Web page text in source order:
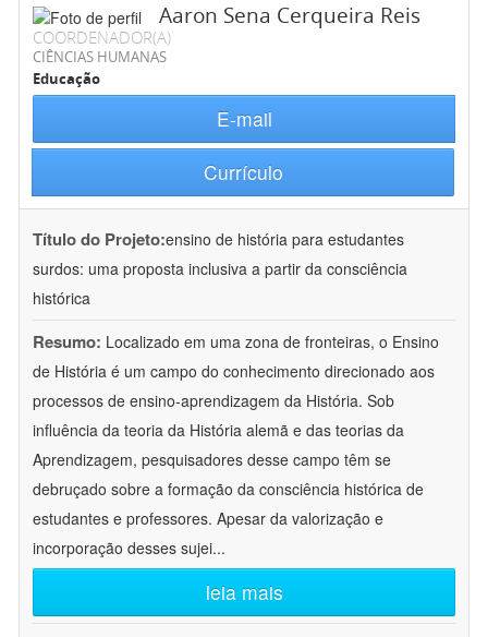
Aaron Sena Cerqueira Reis
COORDENADOR(A)
CIÊNCIAS HUMANAS
Educação
E-mail
Currículo
Título do Projeto:ensino de história para estudantes
surdos: uma proposta inclusiva a partir da consciência
histórica
Resumo: Localizado em uma zona de fronteiras, o Ensino
de História é um campo do conhecimento direcionado aos
processos de ensino-aprendizagem da História. Sob
influência da teoria da História alemã e das teorias da
Aprendizagem, pesquisadores desse campo têm se
debruçado sobre a formação da consciência histórica de
estudantes e professores. Apesar da valorização e
incorporação desses sujei...
leia mais